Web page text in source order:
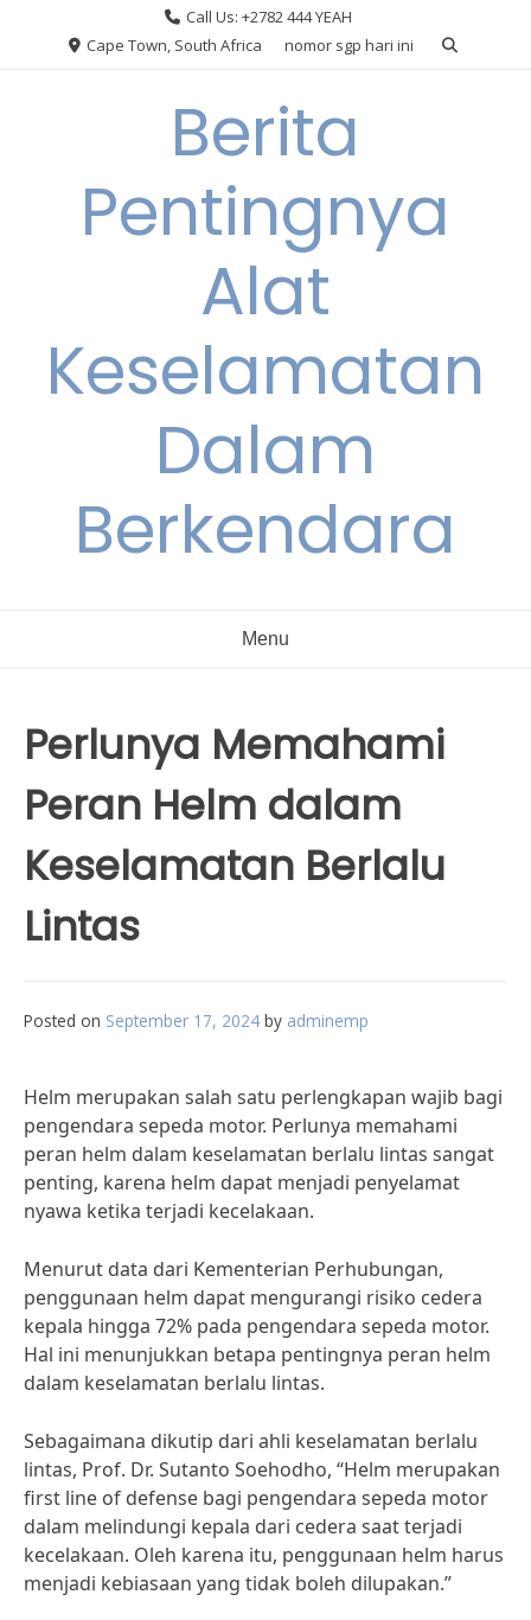
Call Us: +2782 444 YEAH
Cape Town, South Africa
nomor sgp hari ini
Berita
Pentingnya
Alat
Keselamatan
Dalam
Berkendara
Menu
Perlunya Memahami
Peran Helm dalam
Keselamatan Berlalu
Lintas
Posted on September 17, 2024 by adminemp
Helm merupakan salah satu perlengkapan wajib bagi
pengendara sepeda motor. Perlunya memahami
peran helm dalam keselamatan berlalu lintas sangat
penting, karena helm dapat menjadi penyelamat
nyawa ketika terjadi kecelakaan.
Menurut data dari Kementerian Perhubungan,
penggunaan helm dapat mengurangi risiko cedera
kepala hingga 72% pada pengendara sepeda motor.
Hal ini menunjukkan betapa pentingnya peran helm
dalam keselamatan berlalu lintas.
Sebagaimana dikutip dari ahli keselamatan berlalu
lintas, Prof. Dr. Sutanto Soehodho, “Helm merupakan
first line of defense bagi pengendara sepeda motor
dalam melindungi kepala dari cedera saat terjadi
kecelakaan. Oleh karena itu, penggunaan helm harus
menjadi kebiasaan yang tidak boleh dilupakan.”